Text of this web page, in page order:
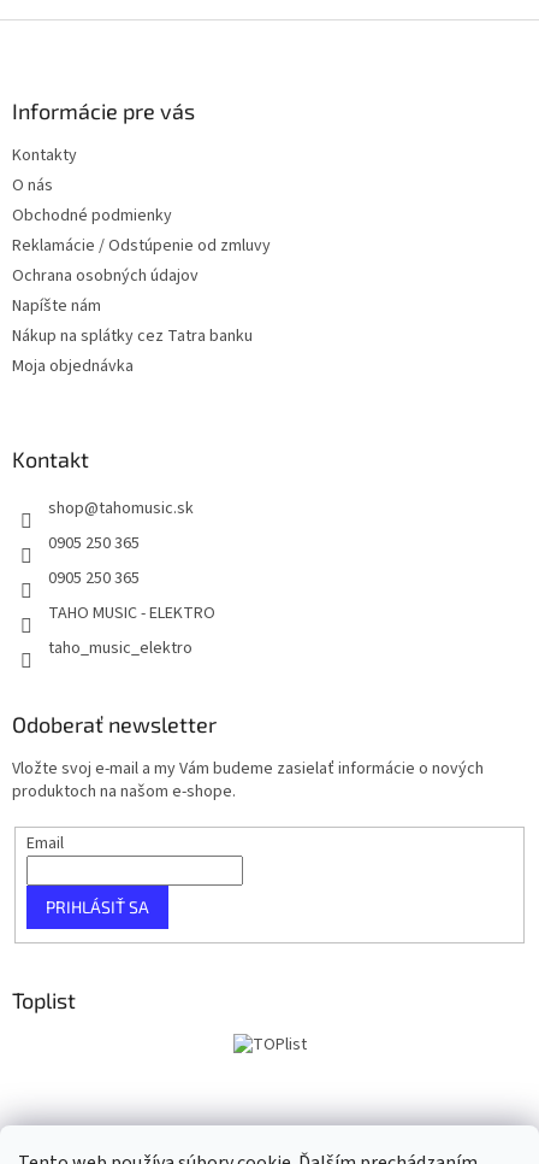
Informácie pre vás
Kontakty
O nás
Obchodné podmienky
Reklamácie / Odstúpenie od zmluvy
Ochrana osobných údajov
Napíšte nám
Nákup na splátky cez Tatra banku
Moja objednávka
Kontakt
shop@tahomusic.sk
0905 250 365
0905 250 365
TAHO MUSIC - ELEKTRO
taho_music_elektro
Odoberať newsletter
Vložte svoj e-mail a my Vám budeme zasielať informácie o nových
produktoch na našom e-shope.
Email
PRIHLÁSIŤ SA
Toplist